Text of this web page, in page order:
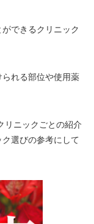
できるクリニック
れる部位や使用薬
リニックごとの紹介
選びの参考にして